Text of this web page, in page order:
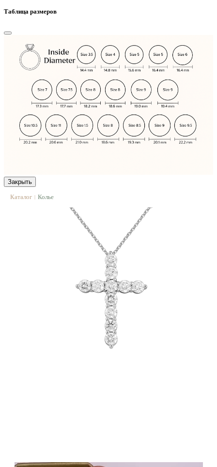
Таблица размеров
Закрыть
Каталог | Колье